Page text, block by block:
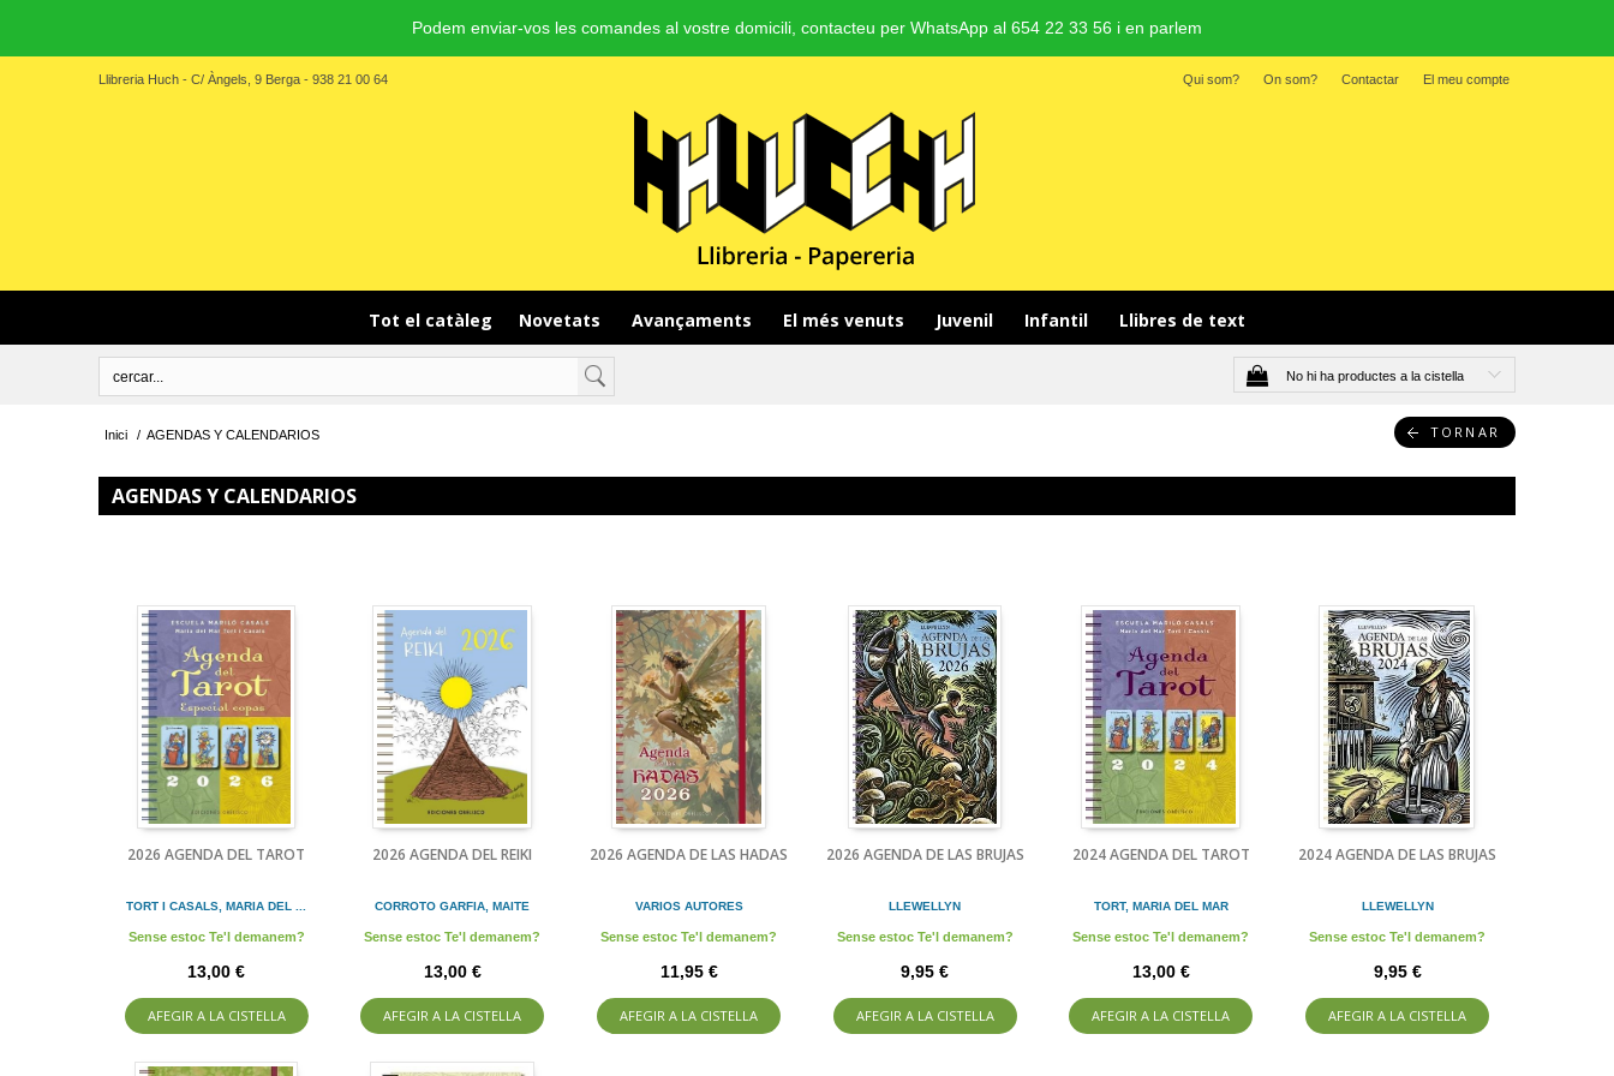
Podem enviar-vos les comandes al vostre domicili, contacteu per WhatsApp al 654 22 33 56 i en parlem
Llibreria Huch - C/ Àngels, 9 Berga - 938 21 00 64 Qui som? On som? Contactar El meu compte
Tot el catàleg Novetats Avançaments El més venuts Juvenil Infantil Llibres de text
No hi ha productes a la cistella
Inici / AGENDAS Y CALENDARIOS TORNAR
AGENDAS Y CALENDARIOS
2026 AGENDA DEL TAROT
TORT I CASALS, MARIA DEL ...
Sense estoc Te'l demanem?
13,00 €
AFEGIR A LA CISTELLA
2026 AGENDA DEL REIKI
CORROTO GARFIA, MAITE
Sense estoc Te'l demanem?
13,00 €
AFEGIR A LA CISTELLA
2026 AGENDA DE LAS HADAS
VARIOS AUTORES
Sense estoc Te'l demanem?
11,95 €
AFEGIR A LA CISTELLA
2026 AGENDA DE LAS BRUJAS
LLEWELLYN
Sense estoc Te'l demanem?
9,95 €
AFEGIR A LA CISTELLA
2024 AGENDA DEL TAROT
TORT, MARIA DEL MAR
Sense estoc Te'l demanem?
13,00 €
AFEGIR A LA CISTELLA
2024 AGENDA DE LAS BRUJAS
LLEWELLYN
Sense estoc Te'l demanem?
9,95 €
AFEGIR A LA CISTELLA